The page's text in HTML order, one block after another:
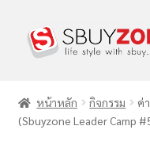
ผลิตภัณฑ์
หน้าหลัก กิจกรรม
ค่
(Sbuyzone Leader Camp